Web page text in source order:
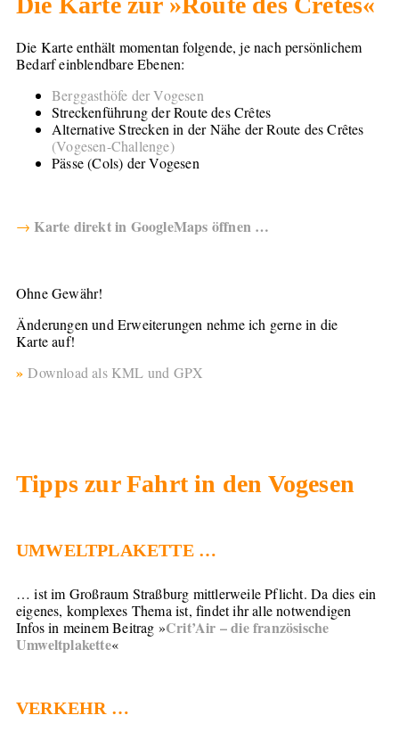
Die Karte enthält momentan folgende, je nach persönlichem
Bedarf einblendbare Ebenen:
Berggasthöfe der Vogesen
Streckenführung der Route des Crêtes
Alternative Strecken in der Nähe der Route des Crêtes
(Vogesen-Challenge)
Pässe (Cols) der Vogesen
→ Karte direkt in GoogleMaps öffnen …
Ohne Gewähr!
Änderungen und Erweiterungen nehme ich gerne in die
Karte auf!
» Download als KML und GPX
Tipps zur Fahrt in den Vogesen
UMWELTPLAKETTE …
… ist im Großraum Straßburg mittlerweile Pflicht. Da dies ein
eigenes, komplexes Thema ist, findet ihr alle notwendigen
Infos in meinem Beitrag »Crit’Air – die französische
Umweltplakette«
VERKEHR …